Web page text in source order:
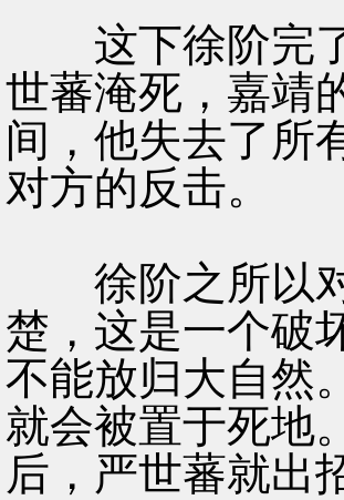
这下徐阶完了
世蕃淹死，嘉靖
间，他失去了所
对方的反击。
徐阶之所以对
楚，这是一个破
不能放归大自然
就会被置于死地
后，严世蕃就出